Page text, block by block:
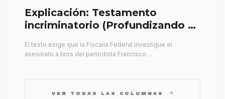
Explicación: Testamento
incriminatorio (Profundizando su
El texto exige que la Fiscalía Federal investigue el
asesinato a tiros del periodista Francisco…
VER TODAS LAS COLUMNAS arrow_forward